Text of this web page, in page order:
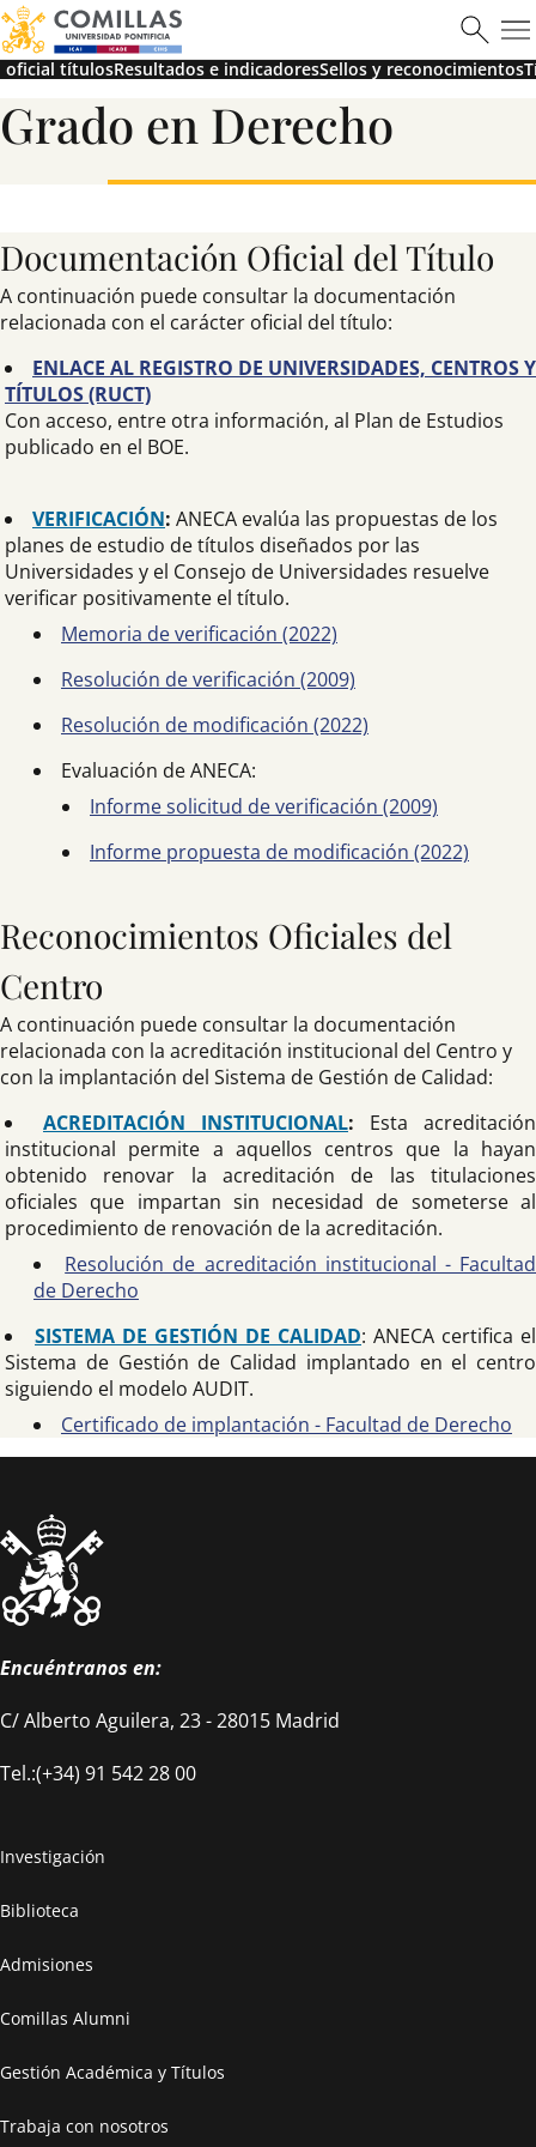
Saber más
oficial títulosResultados e indicadoresSellos y reconocimientos
Grado en Derecho
Documentación Oficial del Título
A continuación puede consultar la documentación
relacionada con el carácter oficial del título:
ENLACE AL REGISTRO DE UNIVERSIDADES, CENTROS Y
TÍTULOS (RUCT)
Con acceso, entre otra información, al Plan de Estudios
publicado en el BOE.
VERIFICACIÓN: ANECA evalúa las propuestas de los
planes de estudio de títulos diseñados por las
Universidades y el Consejo de Universidades resuelve
verificar positivamente el título.
Memoria de verificación (2022)
Resolución de verificación (2009)
Resolución de modificación (2022)
Evaluación de ANECA:
Informe solicitud de verificación (2009)
Informe propuesta de modificación (2022)
Reconocimientos Oficiales del
Centro
A continuación puede consultar la documentación
relacionada con la acreditación institucional del Centro y
con la implantación del Sistema de Gestión de Calidad:
ACREDITACIÓN INSTITUCIONAL: Esta acreditación
institucional permite a aquellos centros que la hayan
obtenido renovar la acreditación de las titulaciones
oficiales que impartan sin necesidad de someterse al
procedimiento de renovación de la acreditación.
Resolución de acreditación institucional - Facultad
de Derecho
SISTEMA DE GESTIÓN DE CALIDAD: ANECA certifica el
Sistema de Gestión de Calidad implantado en el centro
siguiendo el modelo AUDIT.
Certificado de implantación - Facultad de Derecho
Encuéntranos en:
C/ Alberto Aguilera, 23 - 28015 Madrid
Tel.:(+34) 91 542 28 00
Investigación
Biblioteca
Admisiones
Comillas Alumni
Gestión Académica y Títulos
Trabaja con nosotros